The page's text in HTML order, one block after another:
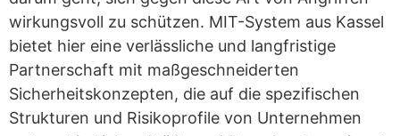
wirkungsvoll zu schützen. MIT-System aus Kassel
bietet hier eine verlässliche und langfristige
Partnerschaft mit maßgeschneiderten
Sicherheitskonzepten, die auf die spezifischen
Strukturen und Risikoprofile von Unternehmen